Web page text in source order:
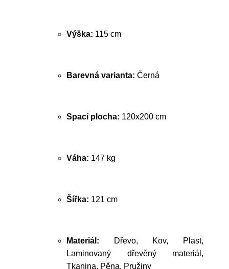
Výška: 115 cm
Barevná varianta: Černá
Spací plocha: 120x200 cm
Váha: 147 kg
Šířka: 121 cm
Materiál: Dřevo, Kov, Plast,
Laminovaný dřevěný materiál,
Tkanina, Pěna, Pružiny